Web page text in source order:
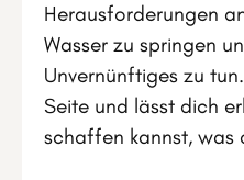
Herausforderungen
Wasser zu springen
Unvernünftiges zu
Seite und lässt dich
schaffen kannst, was